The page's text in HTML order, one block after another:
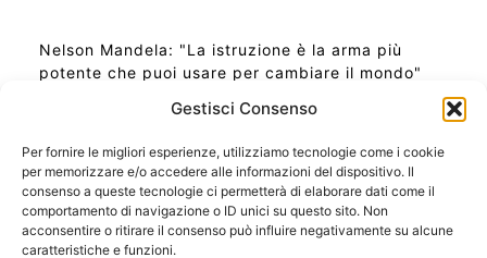
Gestisci Consenso
Per fornire le migliori esperienze, utilizziamo tecnologie come i cookie
per memorizzare e/o accedere alle informazioni del dispositivo. Il
consenso a queste tecnologie ci permetterà di elaborare dati come il
comportamento di navigazione o ID unici su questo sito. Non
acconsentire o ritirare il consenso può influire negativamente su alcune
caratteristiche e funzioni.
Nelson Mandela: "La istruzione è la arma più
potente che puoi usare per cambiare il mondo"
Ora Esatta in Italia in questo momento
Ti Senti Strano Ultimamente? Potrebbe Essere per
la Risonanza di Schumann
Come Sapere Se Stai Ascendendo alla Quinta